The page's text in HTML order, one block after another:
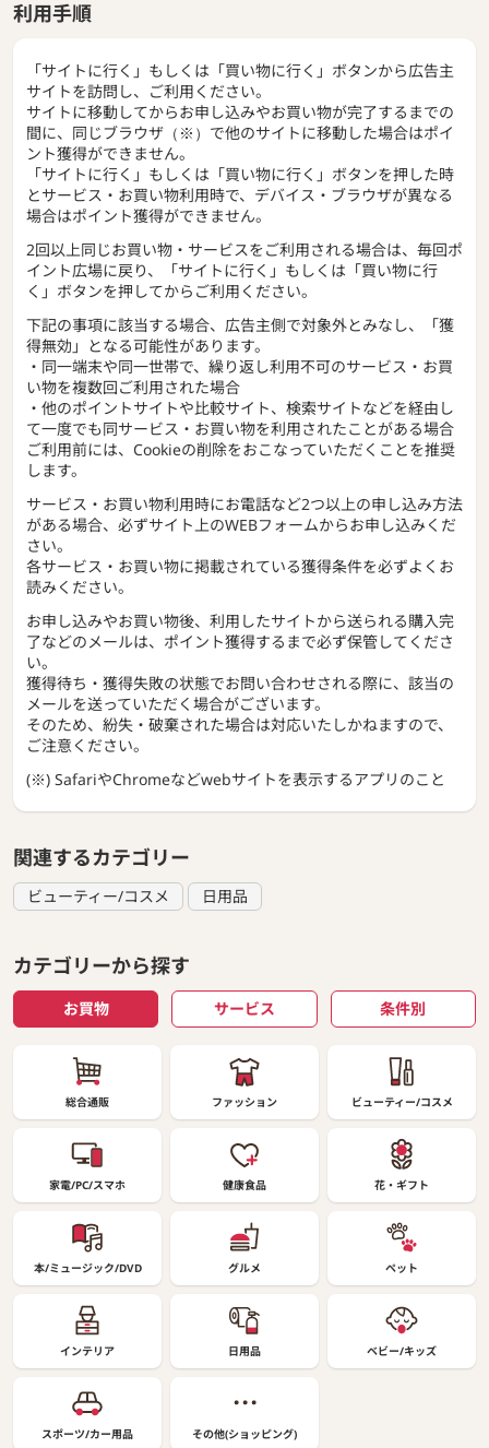
利用手順
「サイトに行く」もしくは「買い物に行く」ボタンから広告主
サイトを訪問し、ご利用ください。
サイトに移動してからお申し込みやお買い物が完了するまでの
間に、同じブラウザ（※）で他のサイトに移動した場合はポイ
ント獲得ができません。
「サイトに行く」もしくは「買い物に行く」ボタンを押した時
とサービス・お買い物利用時で、デバイス・ブラウザが異なる
場合はポイント獲得ができません。
2回以上同じお買い物・サービスをご利用される場合は、毎回ポ
イント広場に戻り、「サイトに行く」もしくは「買い物に行
く」ボタンを押してからご利用ください。
下記の事項に該当する場合、広告主側で対象外とみなし、「獲
得無効」となる可能性があります。
・同一端末や同一世帯で、繰り返し利用不可のサービス・お買
い物を複数回ご利用された場合
・他のポイントサイトや比較サイト、検索サイトなどを経由し
て一度でも同サービス・お買い物を利用されたことがある場合
ご利用前には、Cookieの削除をおこなっていただくことを推奨
します。
サービス・お買い物利用時にお電話など2つ以上の申し込み方法
がある場合、必ずサイト上のWEBフォームからお申し込みくだ
さい。
各サービス・お買い物に掲載されている獲得条件を必ずよくお
読みください。
お申し込みやお買い物後、利用したサイトから送られる購入完
了などのメールは、ポイント獲得するまで必ず保管してくださ
い。
獲得待ち・獲得失敗の状態でお問い合わせされる際に、該当の
メールを送っていただく場合がございます。
そのため、紛失・破棄された場合は対応いたしかねますので、
ご注意ください。
(※) SafariやChromeなどwebサイトを表示するアプリのこと
関連するカテゴリー
ビューティー/コスメ 日用品
カテゴリーから探す
お買物 サービス 条件別
総合通販 ファッション ビューティー/コスメ
家電/PC/スマホ 健康食品 花・ギフト
本/ミュージック/DVD グルメ ペット
インテリア 日用品 ベビー/キッズ
スポーツ/カー用品 その他(ショッピング)